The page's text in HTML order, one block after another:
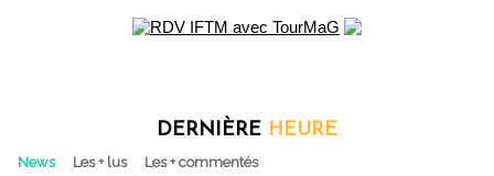
DERNIÈRE HEURE
News Les + lus Les + commentés